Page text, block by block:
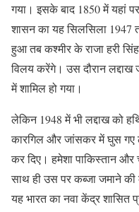
गया। इसके बाद 1850 में यहां
शासन का यह सिलसिला
हुआ तब कश्मीर के राजा हरी
विलय करेंगे। उस दौरान
में शामिल हो गया।
लेकिन 1948 में भी लद्दाख को
कारगिल और जांसकर में घुस गए
कर दिए। हमेशा पाकिस्तान और
साथ ही उस पर कब्जा जमाने
यह भारत का नवा केंद्र शासित